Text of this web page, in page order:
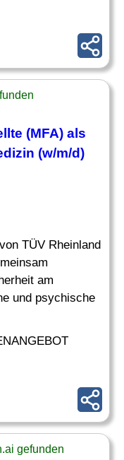
(MFA) als
(w/m/d)
TÜV Rheinland
am
und psychische
gefunden